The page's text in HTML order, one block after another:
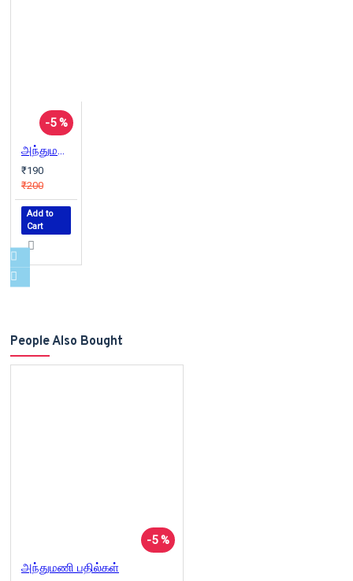
-5 %
அந்துமணி பதில்கள் (பாகம் - 5)
₹190
₹200
Add to
Cart
People Also Bought
-5 %
அந்துமணி பதில்கள்